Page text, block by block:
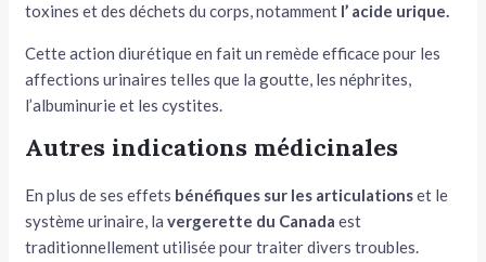
toxines et des déchets du corps, notamment l’ acide urique.
Cette action diurétique en fait un remède efficace pour les
affections urinaires telles que la goutte, les néphrites,
l’albuminurie et les cystites.
Autres indications médicinales
En plus de ses effets bénéfiques sur les articulationset le
système urinaire, lavergerette du Canada est
traditionnellement utilisée pour traiter divers troubles.